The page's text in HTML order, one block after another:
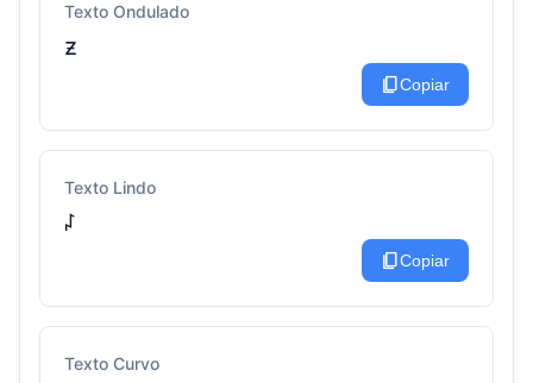
Texto Ondulado
ƶ
content_copyCopiar
Texto Lindo
꒗
content_copyCopiar
Texto Curvo